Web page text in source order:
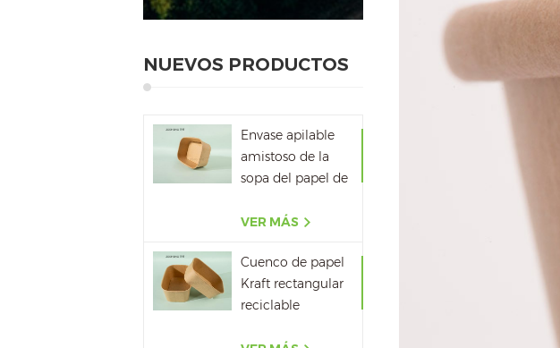
NUEVOS PRODUCTOS
Envase apilable
amistoso de la
sopa del papel de
papel de Kraft de
VER MÁS
Cuenco de papel
Kraft rectangular
reciclable